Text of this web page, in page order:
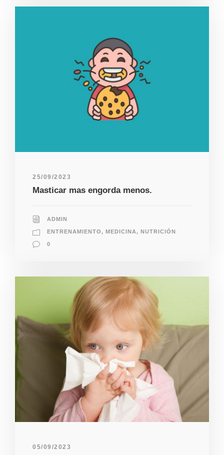
25/09/2023
Masticar mas engorda menos.
ADMIN
ENTRENAMIENTO, MEDICINA, NUTRICIÓN
0
05/09/2023